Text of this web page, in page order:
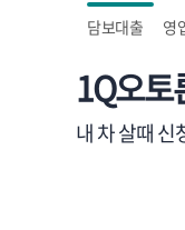
담보대출 영
1Q오토
내 차 살때